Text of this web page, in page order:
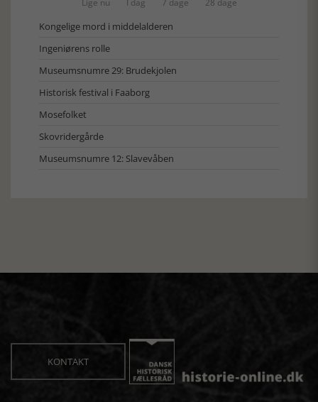
Lige nu I dag 7 dage 28 dage
Kongelige mord i middelalderen
Ingeniørens rolle
Museumsnumre 29: Brudekjolen
Historisk festival i Faaborg
Mosefolket
Skovridergårde
Museumsnumre 12: Slavevåben
KONTAKT